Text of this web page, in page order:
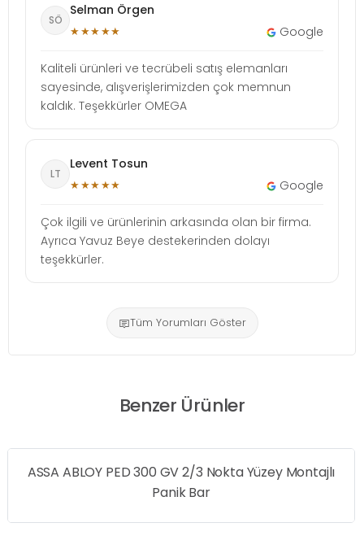
SÖ
Selman Örgen
★★★★★ Google
Kaliteli ürünleri ve tecrübeli satış elemanları
sayesinde, alışverişlerimizden çok memnun
kaldık. Teşekkürler OMEGA
LT
Levent Tosun
★★★★★ Google
Çok ilgili ve ürünlerinin arkasında olan bir firma.
Ayrıca Yavuz Beye destekerinden dolayı
teşekkürler.
Tüm Yorumları Göster
Benzer Ürünler
ASSA ABLOY PED 300 Yüzey Montaj Push Bar